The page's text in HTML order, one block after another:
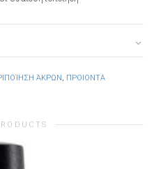
ΆΚΡΩΝ, ΠΡΟΙΟΝΤΑ